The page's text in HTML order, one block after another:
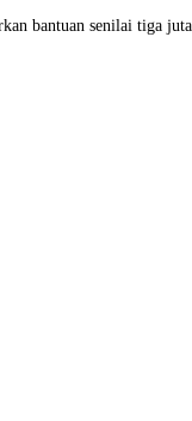
bantuan senilai tiga